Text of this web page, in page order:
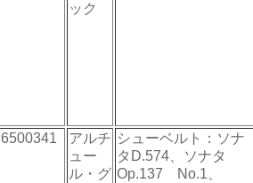
ック
6500341
アルチ
ュー
ル・グ
シューベルト：ソナ
タD.574、ソナタ
Op.137 No.1、